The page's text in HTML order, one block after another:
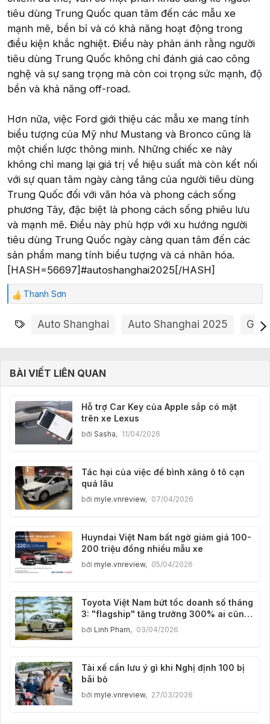
tiêu dùng Trung Quốc quan tâm đến các mẫu xe
mạnh mẽ, bền bỉ và có khả năng hoạt động trong
điều kiện khắc nghiệt. Điều này phản ánh rằng người
tiêu dùng Trung Quốc không chỉ đánh giá cao công
nghệ và sự sang trọng mà còn coi trọng sức mạnh, độ
bền và khả năng off-road.
Hơn nữa, việc Ford giới thiệu các mẫu xe mang tính
biểu tượng của Mỹ như Mustang và Bronco cũng là
một chiến lược thông minh. Những chiếc xe này
không chỉ mang lại giá trị về hiệu suất mà còn kết nối
với sự quan tâm ngày càng tăng của người tiêu dùng
Trung Quốc đối với văn hóa và phong cách sống
phương Tây, đặc biệt là phong cách sống phiêu lưu
và mạnh mẽ. Điều này phù hợp với xu hướng người
tiêu dùng Trung Quốc ngày càng quan tâm đến các
sản phẩm mang tính biểu tượng và cá nhân hóa.
[HASH=56697]#autoshanghai2025[/HASH]
R
a
o
n
Thanh Sơn
Từ khóa
Auto Shanghai Auto Shanghai 2025
BÀI VIẾT LIÊN QUAN
Hỗ trợ Car Key của Apple sắp có mặt
trên xe Lexus
bởi Sasha, 11/04/2026
Tác hại của việc để bình xăng ô tô cạn
quá lâu
bởi myle.vnreview, 07/04/2026
Huyndai Việt Nam bất ngờ giảm giá 100-
200 triệu đồng nhiều mẫu xe
bởi myle.vnreview, 05/04/2026
Toyota Việt Nam bứt tốc doanh số tháng
3: "flagship" tăng trưởng 300% ai cũng
đoán được
bởi Linh Pham, 03/04/2026
Tài xế cần lưu ý gì khi Nghị định 100 bị
bãi bỏ
bởi myle.vnreview, 27/03/2026